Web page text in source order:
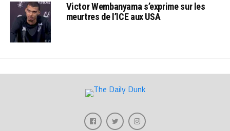
Victor Wembanyama s’exprime sur les
meurtres de l’ICE aux USA